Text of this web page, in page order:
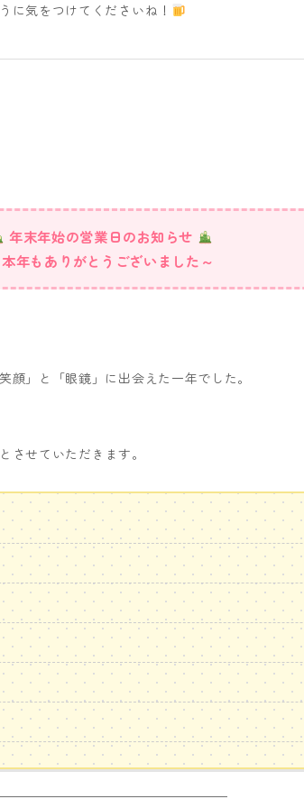
に気をつけてくださいね！
年末年始の営業日のお知らせ
本年もありがとうございました～
」と「眼鏡」に出会えた一年でした。
とさせていただきます。